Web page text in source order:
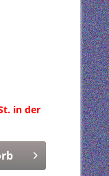
in der